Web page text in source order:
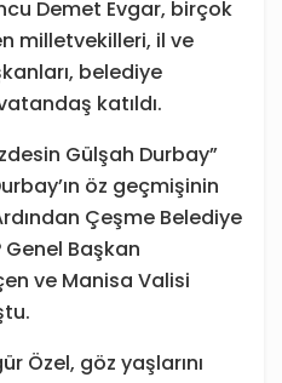
Demet Evgar, birçok
milletvekilleri, il ve
belediye
katıldı.
Gülşah Durbay”
öz geçmişinin
Çeşme Belediye
Genel Başkan
ve Manisa Valisi
Özel, göz yaşlarını